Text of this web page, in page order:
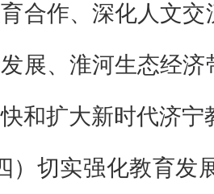
合作、深化人文
展、淮河生态经
和扩大新时代济宁
） 切实强化教育发